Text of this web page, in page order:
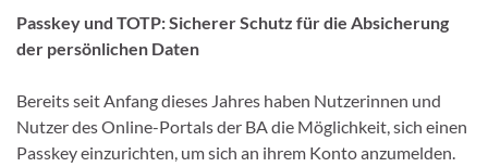
Passkey und TOTP: Sicherer Schutz für die Absicherung
der persönlichen Daten
Bereits seit Anfang dieses Jahres haben Nutzerinnen und
Nutzer des Online-Portals der BA die Möglichkeit, sich einen
Passkey einzurichten, um sich an ihrem Konto anzumelden.